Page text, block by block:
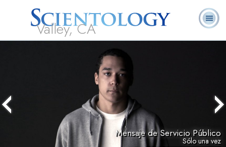
Valley, CA
Scientology?
Voluntarios
Mensaje de Servicio Público
Sólo una vez